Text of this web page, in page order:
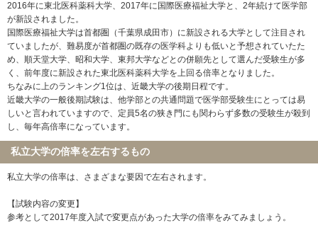
2016年に東北医科薬科大学、2017年に国際医療福祉大学と、2年続けて医学部
が新設されました。
国際医療福祉大学は首都圏（千葉県成田市）に新設される大学として注目され
ていましたが、難易度が首都圏の既存の医学科よりも低いと予想されていたた
め、順天堂大学、昭和大学、東邦大学などとの併願先として選んだ受験生が多
く、前年度に新設された東北医科薬科大学を上回る倍率となりました。
ちなみに上のランキング1位は、近畿大学の後期日程です。
近畿大学の一般後期試験は、他学部との共通問題で医学部受験生にとっては易
しいと言われていますので、定員5名の狭き門にも関わらず多数の受験生が殺到
し、毎年高倍率になっています。
私立大学の倍率を左右するもの
私立大学の倍率は、さまざまな要因で左右されます。
【試験内容の変更】
参考として2017年度入試で変更点があった大学の倍率をみてみましょう。